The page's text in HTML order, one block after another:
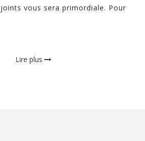
vous sera primordiale. Pour
Lire plus